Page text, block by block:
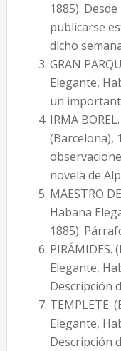
1885).
publicarse
dicho
GRAN
Elegante,
un
IRMA
(Barcelona),
novela de
MAESTRO
Habana
1885).
PIRÁMIDES.
Elegante,
Descripción
TEMPLETE.
Elegante,
Descripción